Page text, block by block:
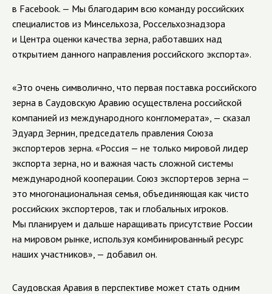
в Facebook. — Мы благодарим всю команду российских
специалистов из Минсельхоза, Россельхознадзора
и Центра оценки качества зерна, работавших над
открытием данного направления российского экспорта».
«Это очень символично, что первая поставка российского
зерна в Саудовскую Аравию осуществлена российской
компанией из международного конгломерата», — сказал
Эдуард Зернин, председатель правления Союза
экспортеров зерна. «Россия — не только мировой лидер
экспорта зерна, но и важная часть сложной системы
международной кооперации. Союз экспортеров зерна —
это многонациональная семья, объединяющая как чисто
российских экспортеров, так и глобальных игроков.
Мы планируем и дальше наращивать присутствие России
на мировом рынке, используя комбинированный ресурс
наших участников», — добавил он.
Саудовская Аравия в перспективе может стать одним